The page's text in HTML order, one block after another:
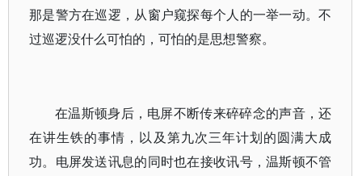
那是警方在巡逻，从窗户窥探每个人的一举一动。不
过巡逻没什么可怕的，可怕的是思想警察。
在温斯顿身后，电屏不断传来碎碎念的声音，还
在讲生铁的事情，以及第九次三年计划的圆满大成
功。电屏发送讯息的同时也在接收讯号，温斯顿不管